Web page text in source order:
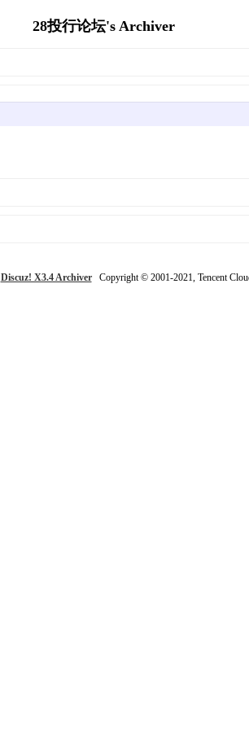
28投行论坛's Archiver
Discuz! X3.4 ArchiverCopyright © 2001-2021, Tencent